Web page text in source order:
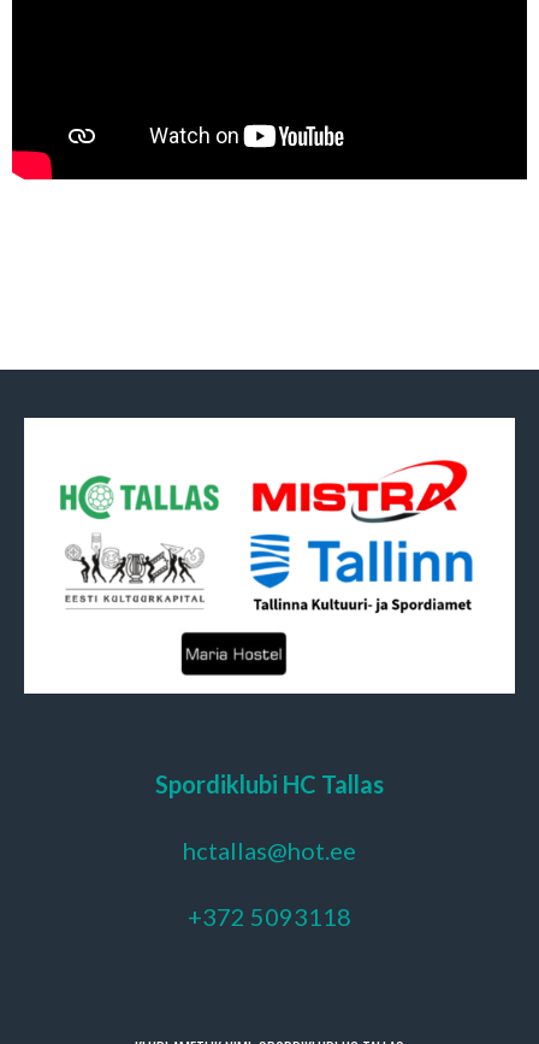
Spordiklubi HC Tallas
hctallas@hot.ee
+372 5093118